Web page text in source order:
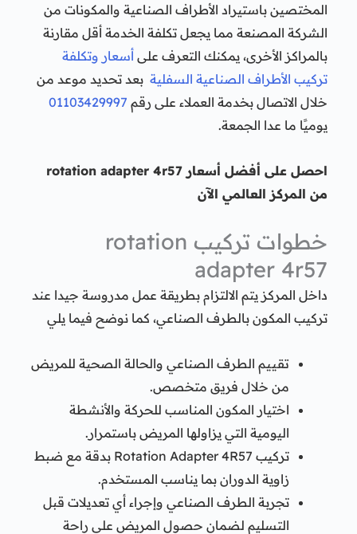
المختصين باستيراد الأطراف الصناعية والمكونات من
الشركة المصنعة مما يجعل تكلفة الخدمة أقل مقارنة
بالمراكز الأخرى، يمكنك التعرف على أسعار وتكلفة
تركيب الأطراف الصناعية السفليةبعد تحديد موعد من
خلال الاتصال بخدمة العملاء على رقم 01103429997
يوميًا ما عدا الجمعة.
احصل على أفضل أسعار rotation adapter 4r57
من المركز العالمي الآن
خطوات تركيب rotation
adapter 4r57
داخل المركز يتم الالتزام بطريقة عمل مدروسة جيدا عند
تركيب المكون بالطرف الصناعي، كما نوضح فيما يلي
تقييم الطرف الصناعي والحالة الصحية للمريض
من خلال فريق متخصص.
اختيار المكون المناسب للحركة والأنشطة
اليومية التي يزاولها المريض باستمرار.
تركيب Rotation Adapter 4R57 بدقة مع ضبط
زاوية الدوران بما يناسب المستخدم.
تجربة الطرف الصناعي وإجراء أي تعديلات قبل
التسليم لضمان حصول المريض على راحة